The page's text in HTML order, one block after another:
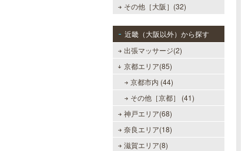
その他［大阪］(32)
近畿（大阪以外）から探す
出張マッサージ(2)
京都エリア(85)
京都市内 (44)
その他［京都］ (41)
神戸エリア(68)
奈良エリア(18)
滋賀エリア(8)